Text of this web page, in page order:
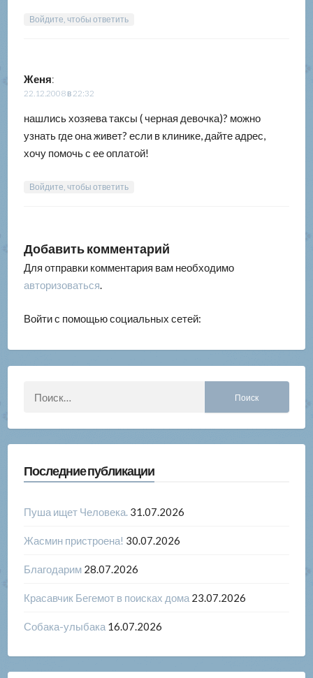
Войдите, чтобы ответить
Женя:
22.12.2008 в 22:32
нашлись хозяева таксы ( черная девочка)? можно
узнать где она живет? если в клинике, дайте адрес,
хочу помочь с ее оплатой!
Войдите, чтобы ответить
Добавить комментарий
Для отправки комментария вам необходимо
авторизоваться.
Войти с помощью социальных сетей:
Последние публикации
Пуша ищет Человека. 31.07.2026
Жасмин пристроена! 30.07.2026
Благодарим 28.07.2026
Красавчик Бегемот в поисках дома 23.07.2026
Собака-улыбака 16.07.2026